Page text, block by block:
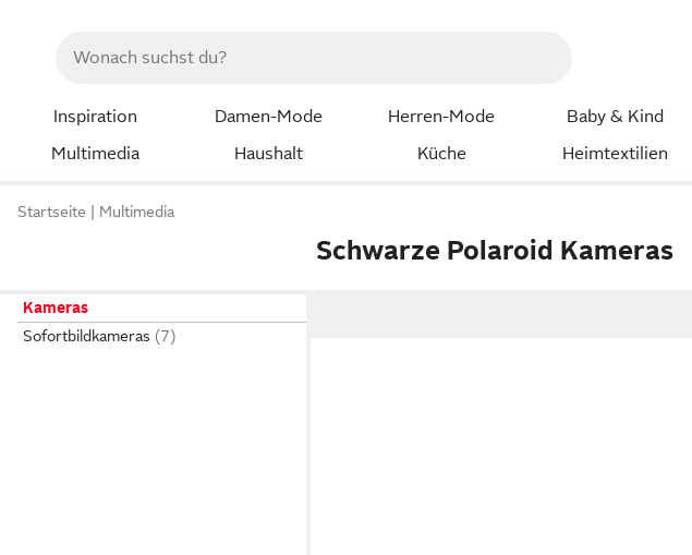
Inspiration Damen-Mode Herren-Mode Baby & Kind
Multimedia
Haushalt Küche Heimtextilien
Startseite Multimedia
Schwarze Polaroid Kameras
Kameras
Sofortbildkameras